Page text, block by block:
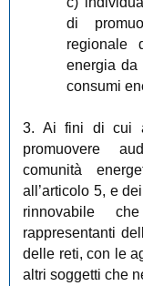
di
regionale
energia da
consumi
3. Ai fini di cui
promuovere
comunità
all’articolo 5, e
rinnovabile
rappresentanti
delle reti, con le
altri soggetti che